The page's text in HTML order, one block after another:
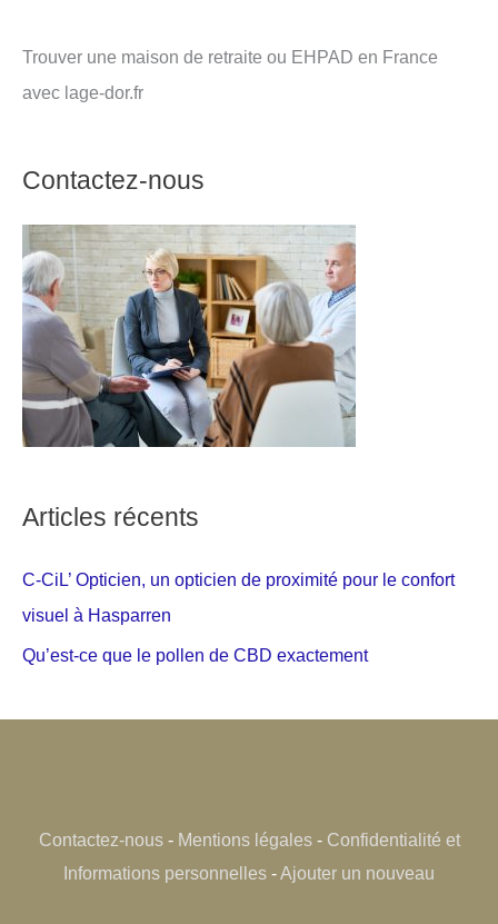
Trouver une maison de retraite ou EHPAD en France
avec lage-dor.fr
Contactez-nous
Articles récents
C-CiL’ Opticien, un opticien de proximité pour le confort
visuel à Hasparren
Qu’est-ce que le pollen de CBD exactement
Contactez-nous- Mentions légales- Confidentialité et
Informations personnelles - Ajouter un nouveau